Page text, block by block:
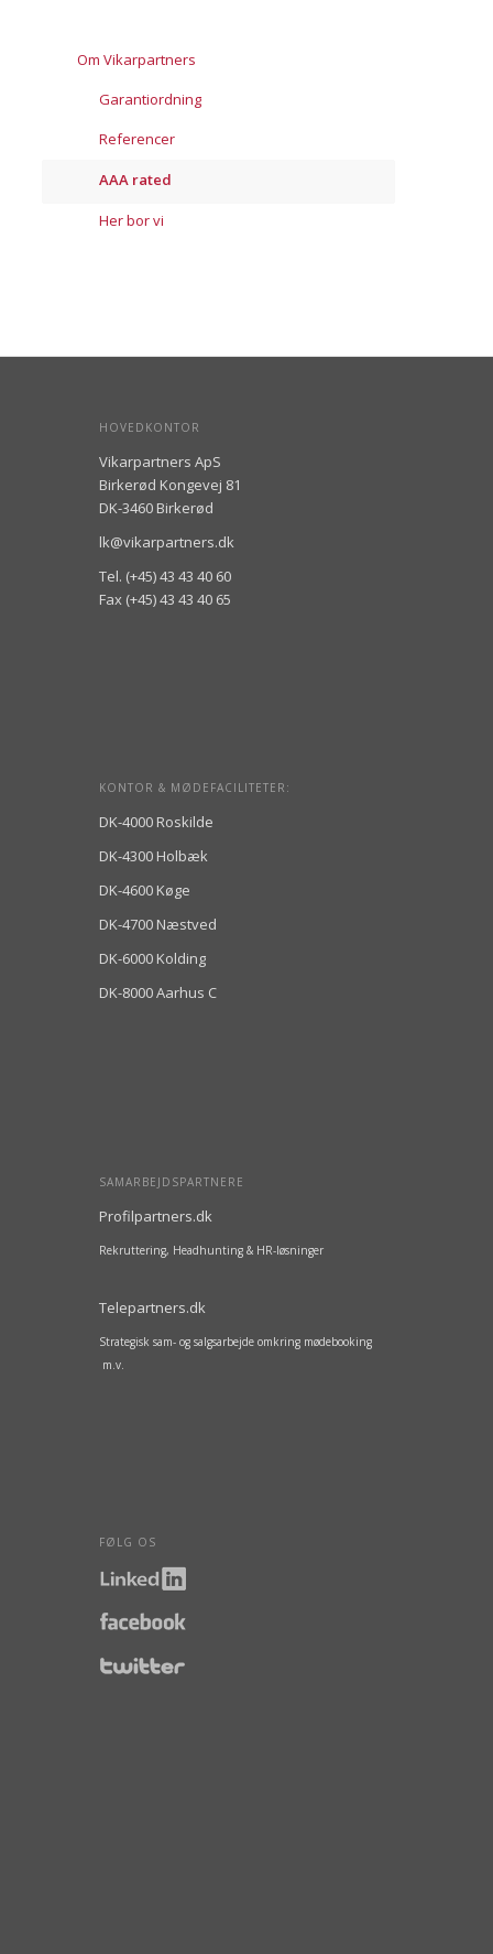
Om Vikarpartners
Garantiordning
Referencer
AAA rated
Her bor vi
HOVEDKONTOR
Vikarpartners ApS
Birkerød Kongevej 81
DK-3460 Birkerød
lk@vikarpartners.dk
Tel. (+45) 43 43 40 60
Fax (+45) 43 43 40 65
KONTOR & MØDEFACILITETER:
DK-4000 Roskilde
DK-4300 Holbæk
DK-4600 Køge
DK-4700 Næstved
DK-6000 Kolding
DK-8000 Aarhus C
SAMARBEJDSPARTNERE
Profilpartners.dk
Rekruttering, Headhunting & HR-løsninger
Telepartners.dk
Strategisk sam- og salgsarbejde omkring mødebooking
m.v.
FØLG OS